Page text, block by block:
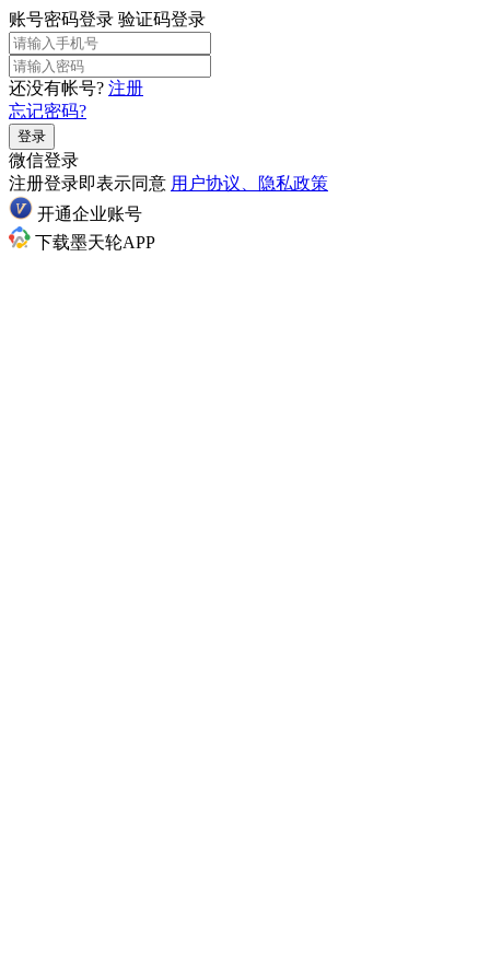
账号密码登录 验证码登录
还没有帐号? 注册
忘记密码?
登录
微信登录
注册登录即表示同意 用户协议、隐私政策
开通企业账号
下载墨天轮APP